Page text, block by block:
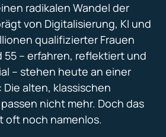
radikalen Wandel der
von Digitalisierung, KI und
qualifizierter Frauen
55 – erfahren, reflektiert und
– stehen heute an einer
Die alten, klassischen
nicht mehr. Doch das
oft noch namenlos.